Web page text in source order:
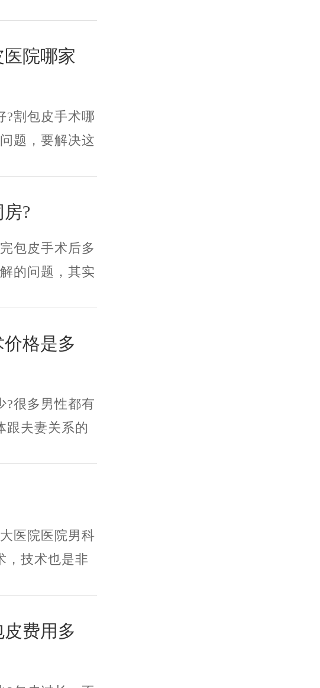
医院哪家
?割包皮手术哪
题，要解决这
?
包皮手术后多
的问题，其实
价格是多
?很多男性都有
跟夫妻关系的
医院医院男科
，技术也是非
皮费用多